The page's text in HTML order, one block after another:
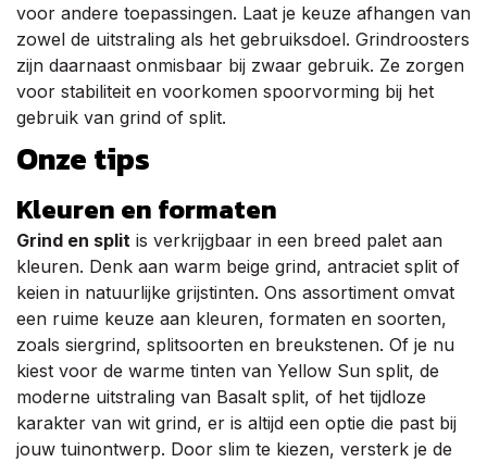
voor andere toepassingen. Laat je keuze afhangen van
zowel de uitstraling als het gebruiksdoel. Grindroosters
zijn daarnaast onmisbaar bij zwaar gebruik. Ze zorgen
voor stabiliteit en voorkomen spoorvorming bij het
gebruik van grind of split.
Onze tips
Kleuren en formaten
Grind en split is verkrijgbaar in een breed palet aan
kleuren. Denk aan warm beige grind, antraciet split of
keien in natuurlijke grijstinten. Ons assortiment omvat
een ruime keuze aan kleuren, formaten en soorten,
zoals siergrind, splitsoorten en breukstenen. Of je nu
kiest voor de warme tinten van Yellow Sun split, de
moderne uitstraling van Basalt split, of het tijdloze
karakter van wit grind, er is altijd een optie die past bij
jouw tuinontwerp. Door slim te kiezen, versterk je de